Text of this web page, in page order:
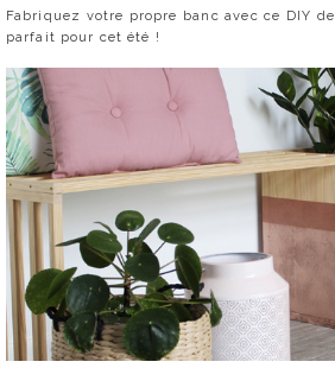
Fabriquez votre propre banc avec ce DIY de
parfait pour cet été !